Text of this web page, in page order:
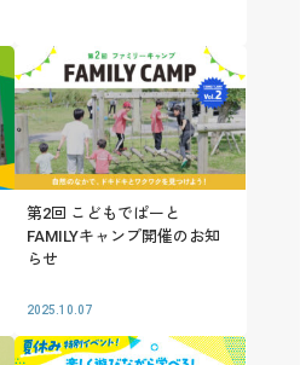
第2回 こどもでぱーと
FAMILYキャンプ開催のお知
らせ
2025.10.07